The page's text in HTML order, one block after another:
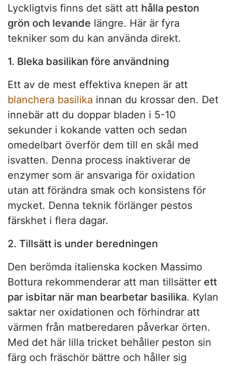
Lyckligtvis finns det sätt att hålla peston
grön och levande längre. Här är fyra
tekniker som du kan använda direkt.
1. Bleka basilikan före användning
Ett av de mest effektiva knepen är att
blanchera basilika innan du krossar den. Det
innebär att du doppar bladen i 5-10
sekunder i kokande vatten och sedan
omedelbart överför dem till en skål med
isvatten. Denna process inaktiverar de
enzymer som är ansvariga för oxidation
utan att förändra smak och konsistens för
mycket. Denna teknik förlänger pestos
färskhet i flera dagar.
2. Tillsätt is under beredningen
Den berömda italienska kocken Massimo
Bottura rekommenderar att man tillsätter ett
par isbitar när man bearbetar basilika. Kylan
saktar ner oxidationen och förhindrar att
värmen från matberedaren påverkar örten.
Med det här lilla tricket behåller peston sin
färg och fräschör bättre och håller sig